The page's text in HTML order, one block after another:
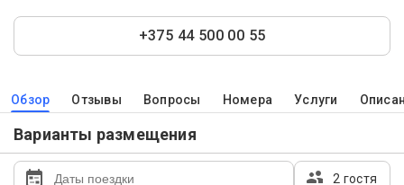
+375 44 500 00 55
Обзор Отзывы Вопросы Номера Услуги
Варианты размещения
2 гостя